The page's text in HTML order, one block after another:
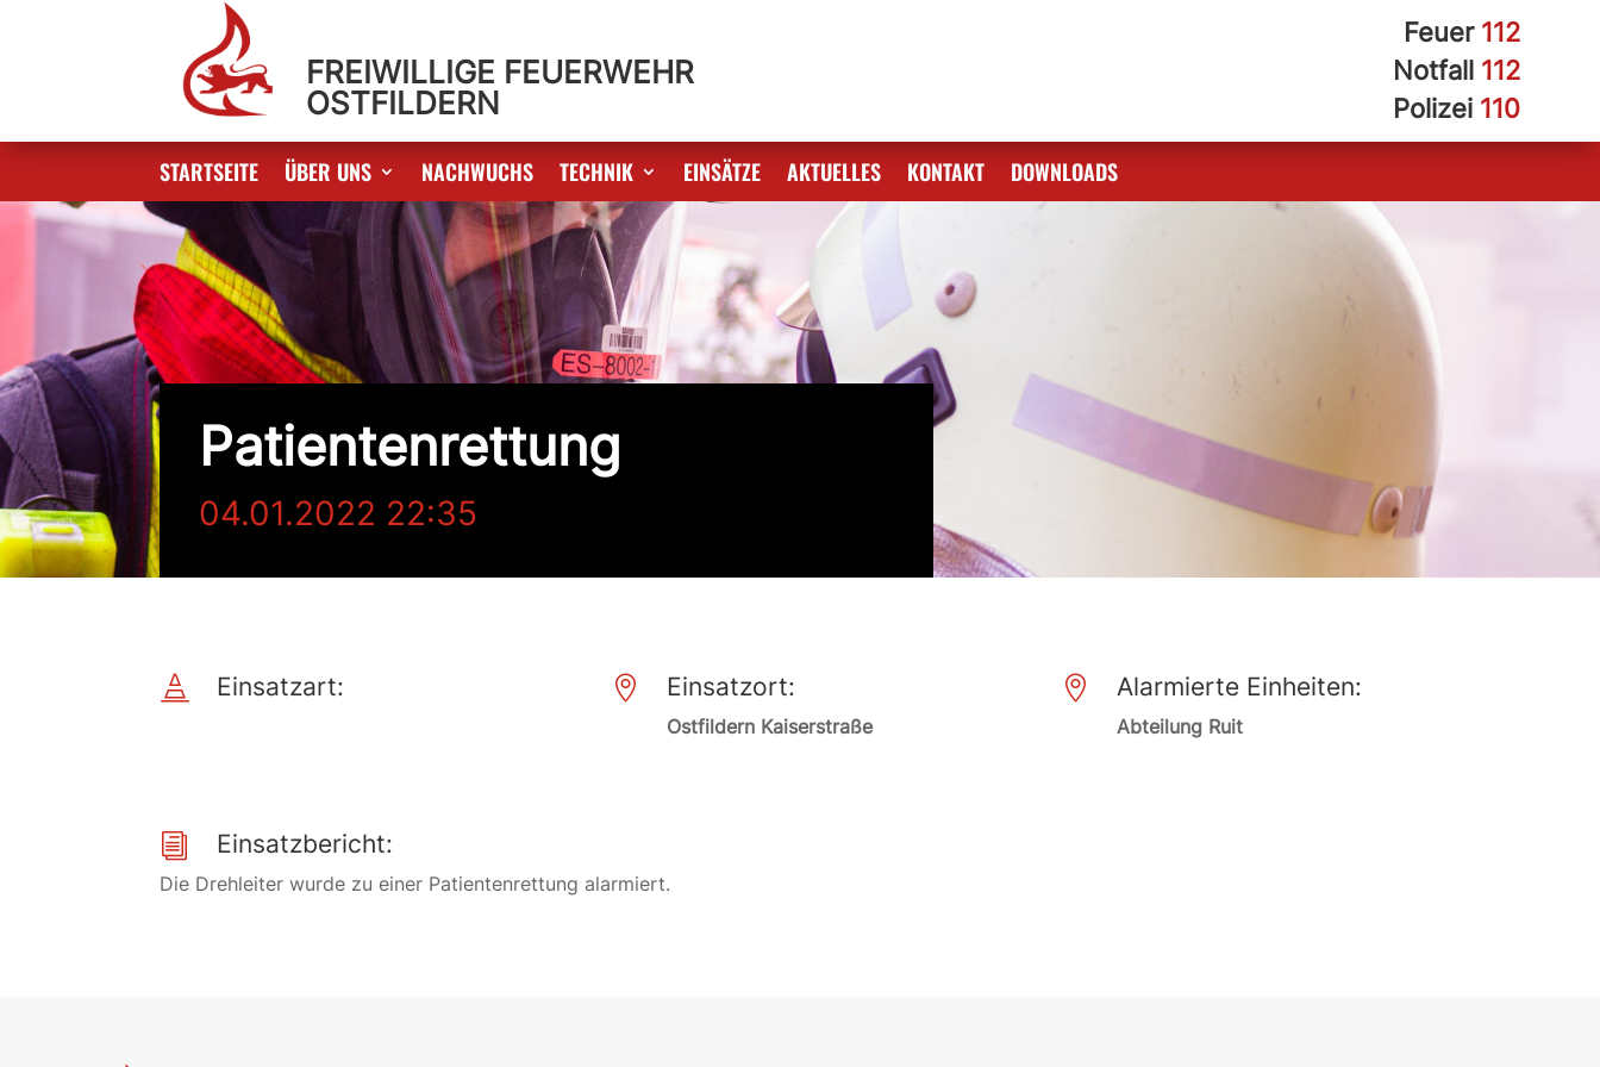
FREIWILLIGE FEUERWEHR
OSTFILDERN
Feuer 112
Notfall 112
Polizei 110
STARTSEITE ÜBER UNS NACHWUCHS TECHNIK EINSÄTZE AKTUELLES KONTAKT DOWNLOADS
Patientenrettung
04.01.2022 22:35
 Einsatzart:  Einsatzort:
Ostfildern Kaiserstraße
 Alarmierte Einheiten:
Abteilung Ruit
i Einsatzbericht:
Die Drehleiter wurde zu einer Patientenrettung alarmiert.